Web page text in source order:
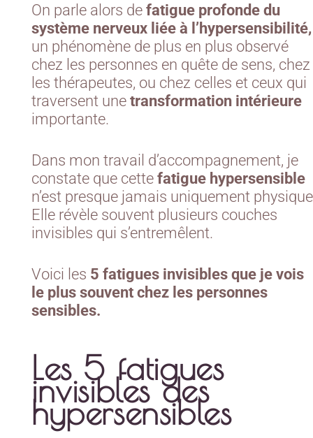
On parle alors de fatigue profonde du
système nerveux liée à l’hypersensibilité,
un phénomène de plus en plus observé
chez les personnes en quête de sens, chez
les thérapeutes, ou chez celles et ceux qui
traversent une transformation intérieure
importante.
Dans mon travail d’accompagnement, je
constate que cette fatigue hypersensible
n’est presque jamais uniquement
Elle révèle souvent plusieurs couches
invisibles qui s’entremêlent.
Voici les 5 fatigues invisibles que je vois
le plus souvent chez les personnes
sensibles.
Les 5 fatigues
invisibles des
hypersensibles